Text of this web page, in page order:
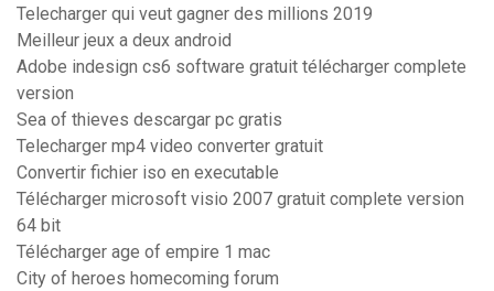
Telecharger qui veut gagner des millions 2019
Meilleur jeux a deux android
Adobe indesign cs6 software gratuit télécharger complete
version
Sea of thieves descargar pc gratis
Telecharger mp4 video converter gratuit
Convertir fichier iso en executable
Télécharger microsoft visio 2007 gratuit complete version
64 bit
Télécharger age of empire 1 mac
City of heroes homecoming forum